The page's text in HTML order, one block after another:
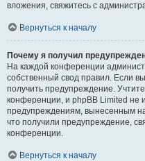
вложения, свяжитесь с
Вернуться к началу
Почему я получил
На каждой конференции
собственный свод правил. Если
получить предупреждение.
конференции, и phpBB Limited не
предупреждениям, вынесенным
что получили предупреждение,
конференции.
Вернуться к началу